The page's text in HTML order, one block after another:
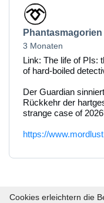
Beitrag
von
Phantasmagorien
auf
Bluesky
ansehen
Phantasmagorien
3 Monaten
Link: The life of PIs:
of hard-boiled
Der Guardian
Rückkehr der
strange case of
https://
Cookies erleichtern die